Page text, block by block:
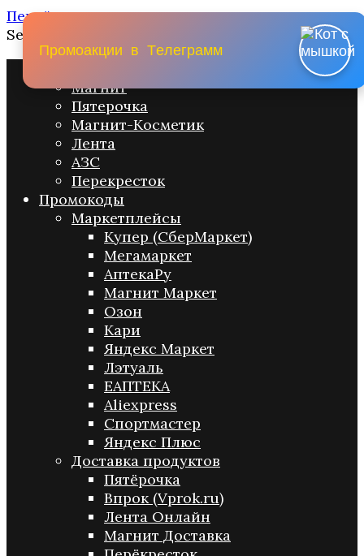
Перейти к содержанию
Search for:
Магнит
Пятерочка
Магнит-Косметик
Лента
АЗС
Перекресток
Промокоды
Маркетплейсы
Купер (СберМаркет)
Мегамаркет
АптекаРу
Магнит Маркет
Озон
Кари
Яндекс Маркет
Лэтуаль
ЕАПТЕКА
Aliexpress
Спортмастер
Яндекс Плюс
Доставка продуктов
Пятёрочка
Впрок (Vprok.ru)
Лента Онлайн
Магнит Доставка
Промоакции в Телеграмм